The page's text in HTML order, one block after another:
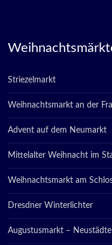
Striezelmarkt
Weihnachtsmarkt an der
Advent auf dem Neumarkt
Mittelalter Weihnacht im
Weihnachtsmarkt am
Dresdner Winterlichter
Augustusmarkt –